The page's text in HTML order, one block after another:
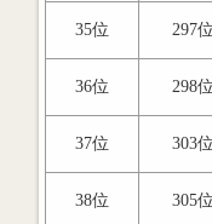
35位 297位
36位 298位
37位 303位
38位 305位